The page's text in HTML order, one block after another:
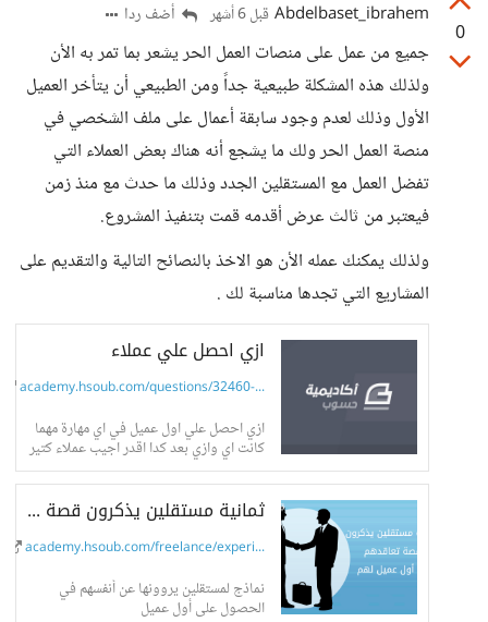
0
Abdelbaset_ibrahem قبل 6 أشهر أضف ردا
جميع من عمل على منصات العمل الحر يشعر بما تمر به الأن
ولذلك هذه المشكلة طبيعية جداً ومن الطبيعي أن يتأخر العميل
الأول وذلك لعدم وجود سابقة أعمال على ملف الشخصي في
منصة العمل الحر ولك ما يشجع أنه هناك بعض العملاء التي
تفضل العمل مع المستقلين الجدد وذلك ما حدث مع منذ زمن
فيعتبر من ثالث عرض أقدمه قمت بتنفيذ المشروع.
ولذلك يمكنك عمله الأن هو الاخذ بالنصائح التالية والتقديم على
المشاريع التي تجدها مناسبة لك .
ازي احصل علي عملاء
academy.hsoub.com/questions/32460-...
ازي احصل علي اول عميل في اي مهارة مهما
كانت اي وازي بعد كدا اقدر اجيب عملاء كتير
بدون دفع مال او مجاني.
ثمانية مستقلين يذكرون قصة تعاقدهم مع أول عميل لهم
academy.hsoub.com/freelance/experi...
نماذج لمستقلين يروونها عن أنفسهم في
الحصول على أول عميل